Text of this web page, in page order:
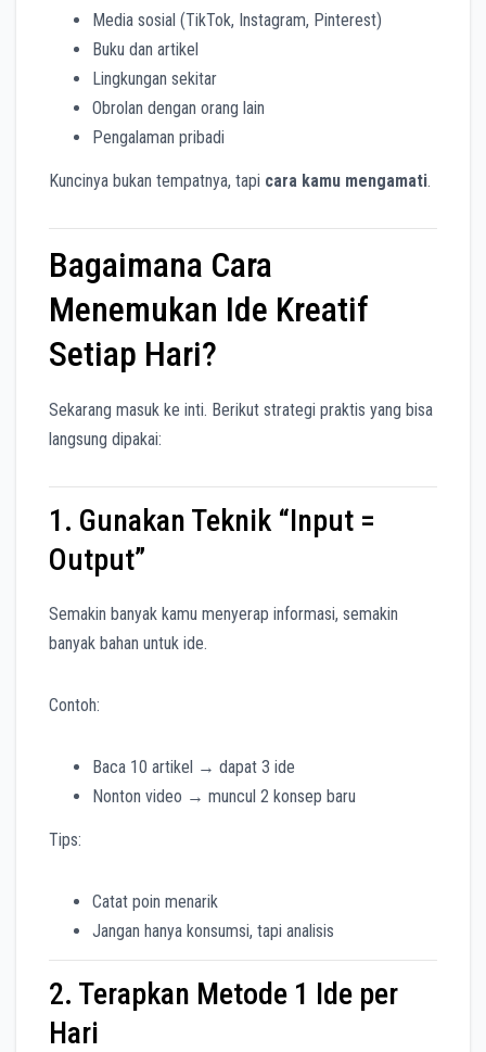
Media sosial (TikTok, Instagram, Pinterest)
Buku dan artikel
Lingkungan sekitar
Obrolan dengan orang lain
Pengalaman pribadi
Kuncinya bukan tempatnya, tapi cara kamu mengamati.
Bagaimana Cara
Menemukan Ide Kreatif
Setiap Hari?
Sekarang masuk ke inti. Berikut strategi praktis yang bisa
langsung dipakai:
1. Gunakan Teknik “Input =
Output”
Semakin banyak kamu menyerap informasi, semakin
banyak bahan untuk ide.
Contoh:
Baca 10 artikel → dapat 3 ide
Nonton video → muncul 2 konsep baru
Tips:
Catat poin menarik
Jangan hanya konsumsi, tapi analisis
2. Terapkan Metode 1 Ide per
Hari